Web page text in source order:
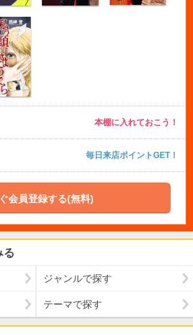
本棚に入れておこう！
毎日来店ポイントGET！
会員登録する(無料)
る
ジャンルで探す
テーマで探す